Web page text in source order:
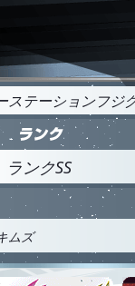
ト
ステーションフジ
ランクSS
ムズ